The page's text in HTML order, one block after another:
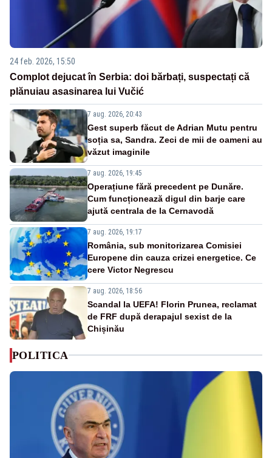
24 feb. 2026, 15:50
Complot dejucat în Serbia: doi bărbați, suspectați că
plănuiau asasinarea lui Vučić
7 aug. 2026, 20:43
Gest superb făcut de Adrian Mutu pentru
soția sa, Sandra. Zeci de mii de oameni au
văzut imaginile
7 aug. 2026, 19:45
Operațiune fără precedent pe Dunăre.
Cum funcționează digul din barje care
ajută centrala de la Cernavodă
7 aug. 2026, 19:17
România, sub monitorizarea Comisiei
Europene din cauza crizei energetice. Ce
cere Victor Negrescu
7 aug. 2026, 18:56
Scandal la UEFA! Florin Prunea, reclamat
de FRF după derapajul sexist de la
Chișinău
POLITICA